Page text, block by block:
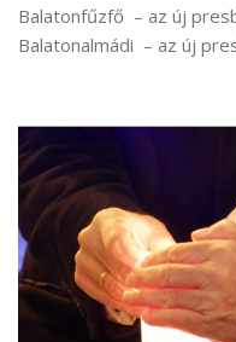
Balatonfűzfő – az új
Balatonalmádi – az új